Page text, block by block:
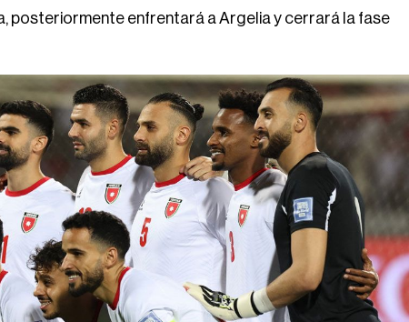
posteriormente enfrentará a Argelia y cerrará la fase